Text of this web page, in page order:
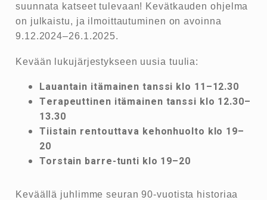
suunnata katseet tulevaan! Kevätkauden ohjelma
on julkaistu, ja ilmoittautuminen on avoinna
9.12.2024–26.1.2025.
Kevään lukujärjestykseen uusia tuulia:
Lauantain itämainen tanssi klo 11–12.30
Terapeuttinen itämainen tanssi klo 12.30–
13.30
Tiistain rentouttava kehonhuolto klo 19–
20
Torstain barre-tunti klo 19–20
Keväällä juhlimme seuran 90-vuotista historiaa